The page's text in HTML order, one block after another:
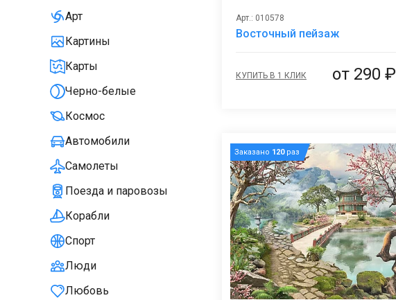
Арт
Картины
Карты
Черно-белые
Космос
Автомобили
Самолеты
Поезда и паровозы
Корабли
Спорт
Люди
Любовь
Арт.: 010578
Восточный пейзаж
КУПИТЬ В 1 КЛИК от290 ₽
Заказано 120раз